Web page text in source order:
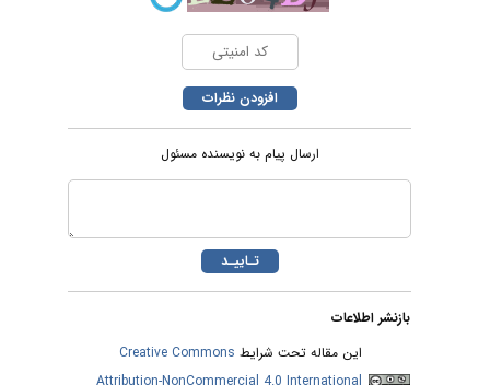
ارسال پیام به نویسنده مسئول
بازنشر اطلاعات
این مقاله تحت شرایطCreative Commons